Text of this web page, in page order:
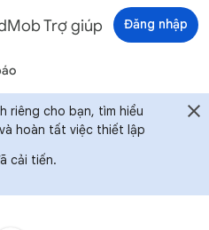
Trợ giúp Đăng nhập
riêng cho bạn, tìm hiểu
hoàn tất việc thiết lập
cải tiến.